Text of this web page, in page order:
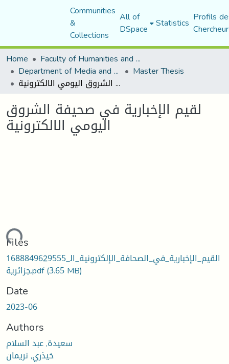
Communities
&
Collections
All of
DSpace Statistics Profils
Home
Faculty of Humanities and Social Sciences
Department of Media and Communication Studies Master Thesis
لقيم الإخبارية في صحيفة الشروق اليومي الالكترونية
لقيم الإخبارية في صحيفة الشروق
اليومي الالكترونية
Files
1688849629555_القيم_الإخبارية_في_الصحافة_الإلكترونية_ال
جزائرية.pdf(3.65 MB)
Date
2023-06
Authors
سعيدة, عبد السلام
خيذري, نريمان